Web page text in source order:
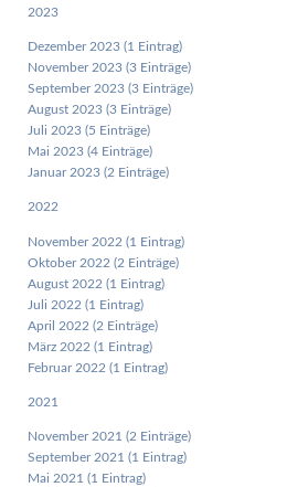
2023
Dezember 2023 (1 Eintrag)
November 2023 (3 Einträge)
September 2023 (3 Einträge)
August 2023 (3 Einträge)
Juli 2023 (5 Einträge)
Mai 2023 (4 Einträge)
Januar 2023 (2 Einträge)
2022
November 2022 (1 Eintrag)
Oktober 2022 (2 Einträge)
August 2022 (1 Eintrag)
Juli 2022 (1 Eintrag)
April 2022 (2 Einträge)
März 2022 (1 Eintrag)
Februar 2022 (1 Eintrag)
2021
November 2021 (2 Einträge)
September 2021 (1 Eintrag)
Mai 2021 (1 Eintrag)